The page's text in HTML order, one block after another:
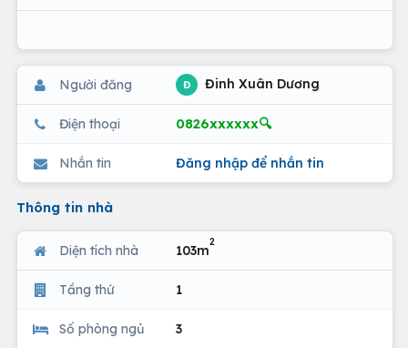
Người đăng Đ Đinh Xuân Dương
Điện thoại 0826xxxxxx🔍
Nhắn tin Đăng nhập để nhắn tin
Thông tin nhà
Diện tích nhà 103m
2
Tầng thứ 1
Số phòng ngủ 3